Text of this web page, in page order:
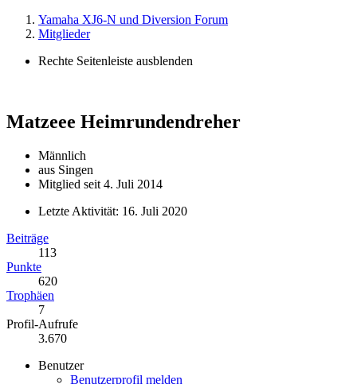
Yamaha XJ6-N und Diversion Forum
Mitglieder
Rechte Seitenleiste ausblenden
Matzeee Heimrundendreher
Männlich
aus Singen
Mitglied seit 4. Juli 2014
Letzte Aktivität: 16. Juli 2020
Beiträge
113
Punkte
620
Trophäen
7
Profil-Aufrufe
3.670
Benutzer
Benutzerprofil melden